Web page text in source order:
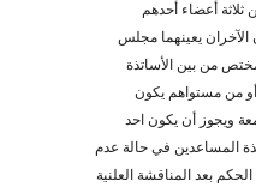
أعضاء أحدهم
يعينهما مجلس
من بين الأساتذة
أو من مستواهم يكون
ويجوز أن يكون احد
المساعدين في حالة عدم
بعد المناقشة العلنية